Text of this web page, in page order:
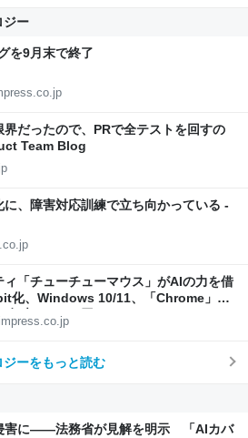
ジー
を9月末で終了
だったので、PRで全テストを回すの
Team Blog
、障害対応訓練で立ち向かっている -
「チューチューマウス」がAIの力を借
化、Windows 10/11、「Chrome」も
年末まで500円
ーをもっと読む
害に――法務省が見解を明示 「AIカバ